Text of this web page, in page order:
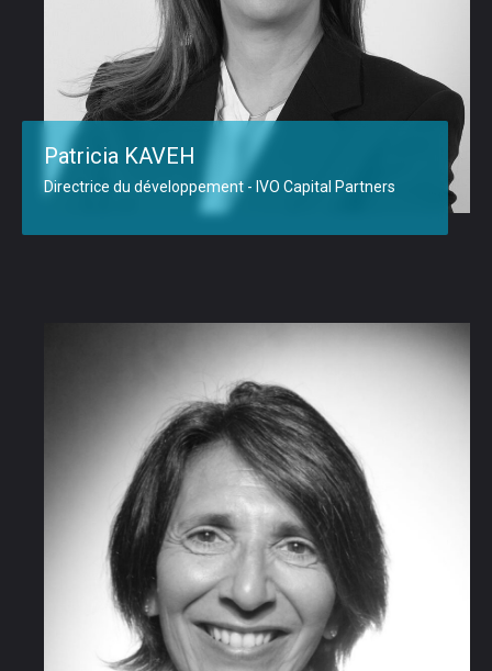
Patricia KAVEH
Directrice du développement - IVO Capital Partners